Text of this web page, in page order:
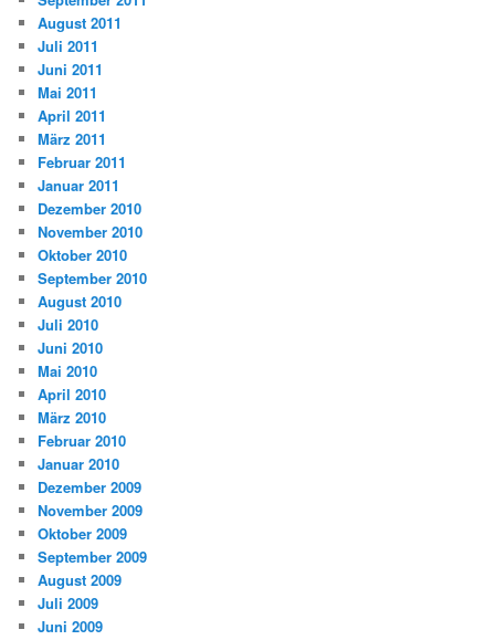
August 2011
Juli 2011
Juni 2011
Mai 2011
April 2011
März 2011
Februar 2011
Januar 2011
Dezember 2010
November 2010
Oktober 2010
September 2010
August 2010
Juli 2010
Juni 2010
Mai 2010
April 2010
März 2010
Februar 2010
Januar 2010
Dezember 2009
November 2009
Oktober 2009
September 2009
August 2009
Juli 2009
Juni 2009